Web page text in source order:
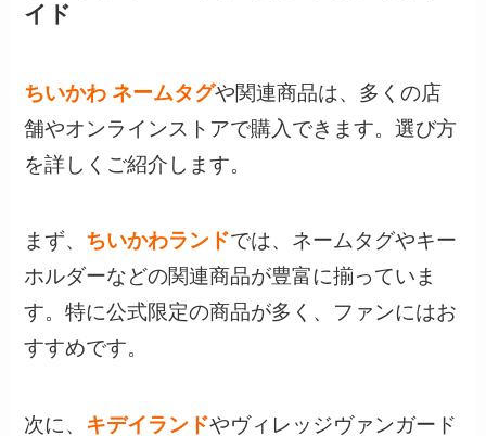
イド
ちいかわ ネームタグや関連商品は、多くの店
舗やオンラインストアで購入できます。選び方
を詳しくご紹介します。
まず、 ちいかわランドでは、ネームタグやキー
ホルダーなどの関連商品が豊富に揃っていま
す。特に公式限定の商品が多く、ファンにはお
すすめです。
次に、 キデイランドやヴィレッジヴァンガード